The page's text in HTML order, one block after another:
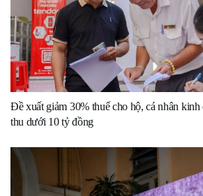
Đề xuất giảm 30% thuế cho hộ, cá nhân kinh
thu dưới 10 tỷ đồng